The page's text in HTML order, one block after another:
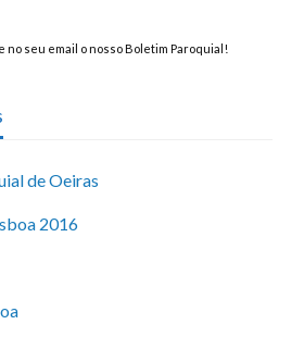
no seu email o nosso Boletim Paroquial!
de Oeiras
2016